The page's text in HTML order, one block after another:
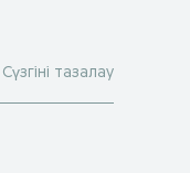
Сүзгіні тазалау